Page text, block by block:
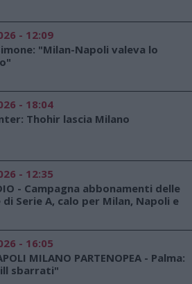
- 12:09
"Milan-Napoli valeva lo
- 18:04
Thohir lascia Milano
- 12:35
- Campagna abbonamenti delle
Serie A, calo per Milan, Napoli e
- 16:05
MILANO PARTENOPEA - Palma:
sbarrati"